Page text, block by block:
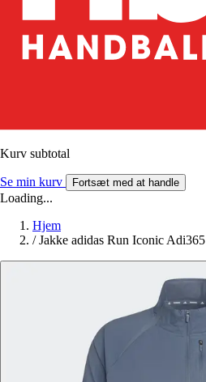
Kurv subtotal
Se min kurv Fortsæt med at handle
Loading...
Hjem
/ Jakke adidas Run Iconic Adi365